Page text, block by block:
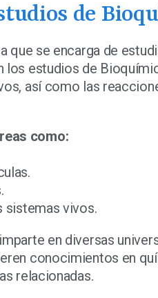
de
que se encarga de
estudios de
así como las
como:
sistemas vivos.
en diversas
conocimientos en
relacionadas.